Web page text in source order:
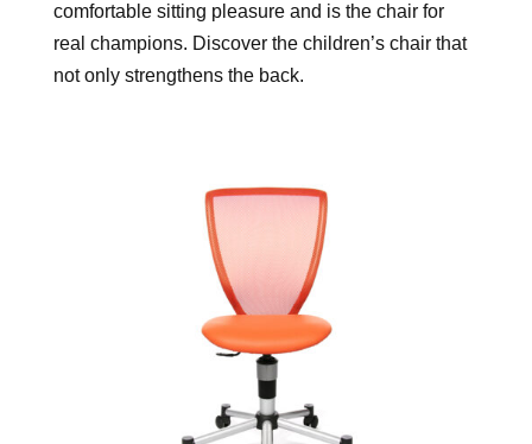
comfortable sitting pleasure and is the chair for
real champions. Discover the children’s chair that
not only strengthens the back.